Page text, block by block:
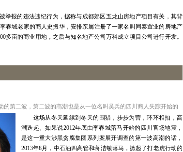
报的违法违纪行为，据称与成都郊区五龙山房地产项目有关，其背
春城老家的商人史振华，安排亲属注册了一家名叫同泰置业的房地产
多亩的商业用地，之后与知名地产公司万科成立项目公司进行开发。
第二波，第二波的高潮也是从一位名叫吴兵的四川商人失踪开始的
这场从冬天延续到冬天的围猎，步步为营，环环相扣，高
潮迭起。如果说2012年底由李春城落马开始的四川官场地震，
是这一重大涉黑贪腐集团系列案展开调查的第一波高潮的话，
2013年8月，中石油四高管和蒋洁敏落马，掀起了打老虎行动的